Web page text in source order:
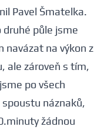
Pavel Šmatelka.
druhé půle jsme
navázat na výkon z
ale zároveň s tím,
po všech
náznaků,
žádnou